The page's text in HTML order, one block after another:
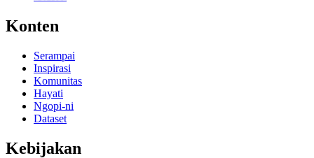
Konten
Serampai
Inspirasi
Komunitas
Hayati
Ngopi-ni
Dataset
Kebijakan